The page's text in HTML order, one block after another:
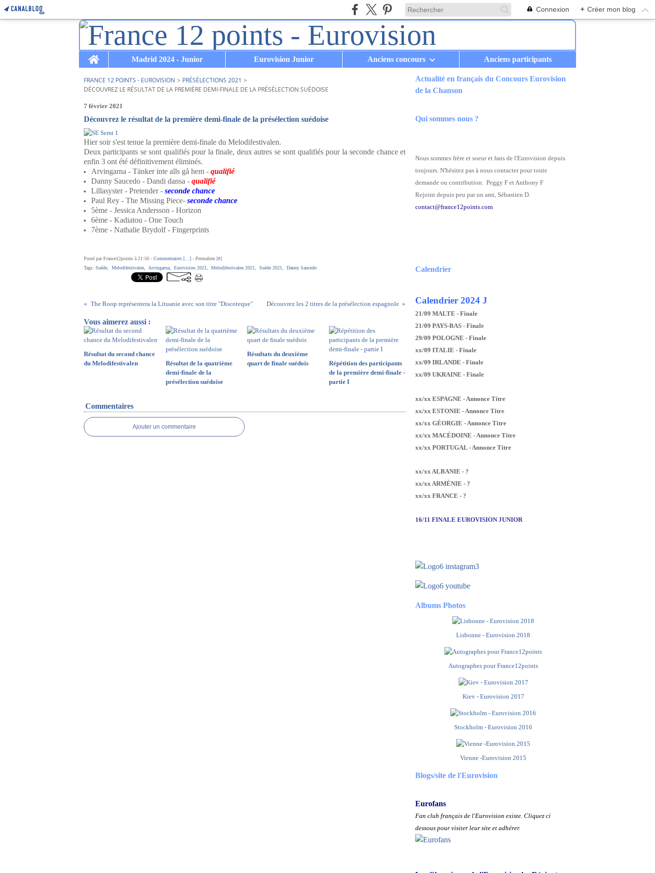
Connexion + Créer mon blog
Home
Madrid 2024 - Junior Eurovision Junior Anciens concours Anciens participants
FRANCE 12 POINTS - EUROVISION > PRÉSÉLECTIONS 2021 >
DÉCOUVREZ LE RÉSULTAT DE LA PREMIÈRE DEMI-FINALE DE LA PRÉSÉLECTION SUÉDOISE
7 février 2021
Découvrez le résultat de la première demi-finale de la présélection suédoise
Hier soir s'est tenue la première demi-finale du Melodifestivalen.
Deux participants se sont qualifiés pour la finale, deux autres se sont qualifiés pour la seconde chance et
enfin 3 ont été définitivement éliminés.
Arvingarna - Tänker inte alls gå hem - qualifié
Danny Saucedo - Dandi dansa - qualifié
Lillasyster - Pretender - seconde chance
Paul Rey - The Missing Piece- seconde chance
5ème - Jessica Andersson - Horizon
6ème - Kadiatou - One Touch
7ème - Nathalie Brydolf - Fingerprints
Posté par France12points à 21:50 - Commentaires [ ] - Permalien [#]
Tags: Suède Melodifestivalen Arvingarna Eurovision 2021 Melodifestivalen 2021 Suède 2021 Danny Saucedo
The Roop représentera la Lituanie avec son titre "Discoteque" Découvrez les 2 titres de la présélection espagnole
Vous aimerez aussi :
Résultat du second chance
du Melodifestivalen
Résultat de la quatrième
demi-finale de la
présélection suédoise
Résultats du deuxième
quart de finale suédois
Répétition des participants
de la première demi-finale -
partie I
Commentaires
Ajouter un commentaire
Actualité en français du Concours Eurovision
de la Chanson
Qui sommes nous ?
Nous sommes frère et soeur et fans de l'Eurovision depuis
toujours. N'hésitez pas à nous contacter pour toute
demande ou contribution. Peggy F et Anthony F
Rejoint depuis peu par un ami, Sébastien D.
contact@france12points.com
Calendrier
Calendrier 2024 J
21/09 MALTE - Finale
21/09 PAYS-BAS - Finale
29/09 POLOGNE - Finale
xx/09 ITALIE - Finale
xx/09 IRLANDE - Finale
xx/09 UKRAINE - Finale
xx/xx ESPAGNE - Annonce Titre
xx/xx ESTONIE - Annonce Titre
xx/xx GÉORGIE - Annonce Titre
xx/xx MACÉDOINE - Annonce Titre
xx/xx PORTUGAL - Annonce Titre
xx/xx ALBANIE - ?
xx/xx ARMÉNIE - ?
xx/xx FRANCE - ?
16/11 FINALE EUROVISION JUNIOR
Albums Photos
Lisbonne - Eurovision 2018
Autographes pour France12points
Kiev - Eurovision 2017
Stockholm - Eurovision 2016
Vienne -Eurovision 2015
Blogs/site de l'Eurovision
Eurofans
Fan club français de l'Eurovision existe. Cliquez ci
dessous pour visiter leur site et adhérer.